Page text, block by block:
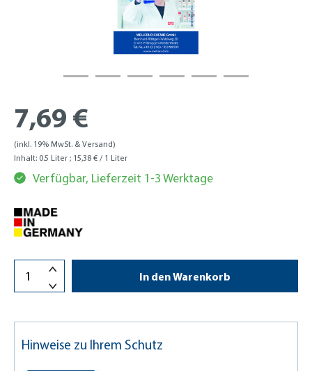
7,69 €
(inkl. 19% MwSt. & Versand)
Inhalt: 0.5 Liter ; 15,38 € / 1 Liter
Verfügbar, Lieferzeit 1-3 Werktage
In den Warenkorb
Hinweise zu Ihrem Schutz